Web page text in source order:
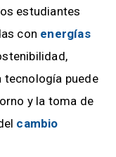
estudiantes
con energías
tecnología puede
y la toma de
cambio